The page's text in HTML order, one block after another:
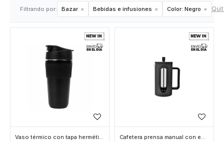
Filtrando por: Bazar Bebidas e infusiones Color: Negro
Vaso térmico con tapa hermética 450ml - Negro Cafetera prensa manual con embolo facetada - 350ml - Negro